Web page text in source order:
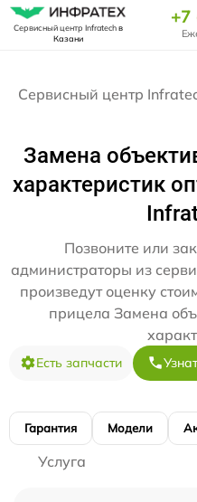
Сервисный центр Infratechв
Казани
+7
Сервисный центр
Замена
характеристик
Позвоните или
администраторы из
произведут оценку
прицела Замена
Есть запчасти
Гарантия Модели
Услуга